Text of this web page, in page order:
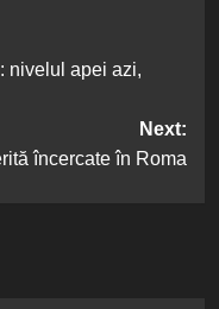
nivelul apei azi,
Next:
încercate în Roma